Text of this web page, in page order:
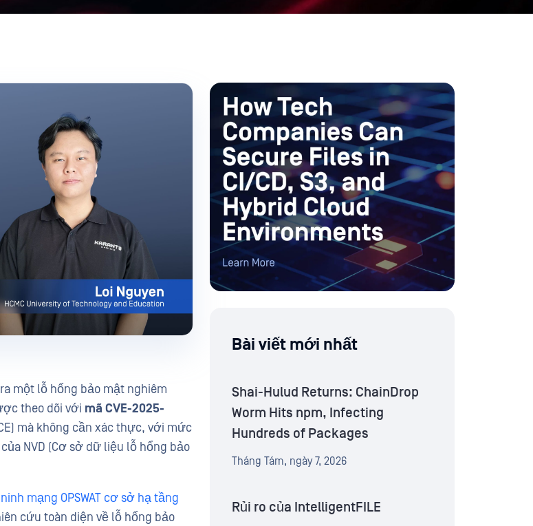
một lỗ hổng bảo mật nghiêm
theo dõi với mã CVE-2025-
mà không cần xác thực, với mức
NVD (Cơ sở dữ liệu lỗ hổng bảo
mạng OPSWAT cơ sở hạ tầng
cứu toàn diện về lỗ hổng bảo
Bài viết mới nhất
Shai-Hulud Returns: ChainDrop
Worm Hits npm, Infecting
Hundreds of Packages
Tháng Tám, ngày 7, 2026
Rủi ro của IntelligentFILE